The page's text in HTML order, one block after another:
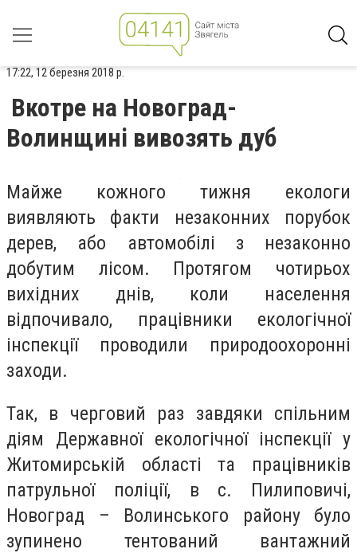
17:22, 12 березня 2018 р.
Вкотре на Новоград-
Волинщині вивозять дуб
Майже кожного тижня екологи
виявляють факти незаконних порубок
дерев, або автомобілі з незаконно
добутим лісом. Протягом чотирьох
вихідних днів, коли населення
відпочивало, працівники екологічної
інспекції проводили природоохоронні
заходи.
Так, в черговий раз завдяки спільним
діям Державної екологічної інспекції у
Житомирській області та працівників
патрульної поліції, в с. Пилиповичі,
Новоград – Волинського району було
зупинено тентований вантажний